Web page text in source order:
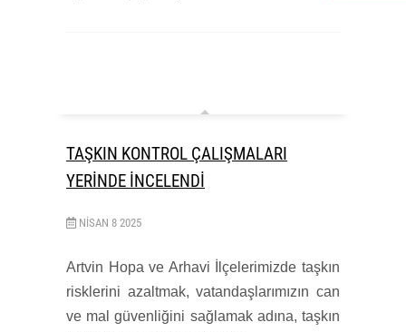
TAŞKIN KONTROL ÇALIŞMALARI
YERİNDE İNCELENDİ
NISAN 8 2025
Artvin Hopa ve Arhavi İlçelerimizde taşkın
risklerini azaltmak, vatandaşlarımızın can
ve mal güvenliğini sağlamak adına, taşkın